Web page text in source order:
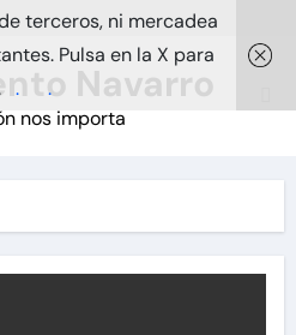
Navarro
nos importa
terceros, ni mercadea
Pulsa en la X para
. .